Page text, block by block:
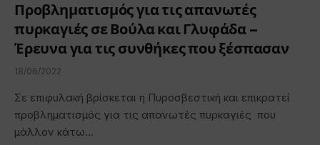
Προβληματισμός για τις απανωτές
πυρκαγιές σε Βούλα και Γλυφάδα –
Έρευνα για τις συνθήκες που ξέσπασαν
18/06/2022
Σε επιφυλακή βρίσκεται η Πυροσβεστική και επικρατεί
προβληματισμός για τις απανωτές πυρκαγιές που
μάλλον κάτω…